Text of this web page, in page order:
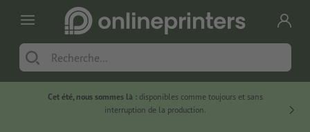
Cet été, nous sommes là :disponibles comme toujours et sans
interruption de la production.